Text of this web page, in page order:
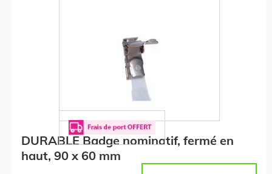
DURABLE Badge nominatif, fermé en
haut, 90 x 60 mm